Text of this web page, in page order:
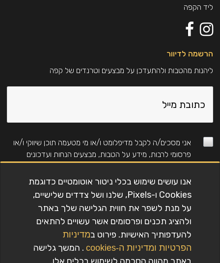
בע"מ, בכפוף לתקנון אחריות ושירות (לתנאי האחריות המלאים
- https://www.lor-
espresso.co.il/s/lor/Coffee_machines_warranty.html).
אגברטס.
משקל נקי בגרם :3350
ליד הקפה
הרשמה לדיוור
ליהנות מהטבות ולהתעדכן על מבצעים וטרנדים של קפה
אני מסכים/ה לקבל מדיפלומט ו/או מי מטעמה תוכן שיווקי ו/או
פרסומי לרבות, מידע על הטבות, מבצעים הנחות ועדכונים
באמצעים טכנולוגים (כגון: דוא"ל, SMS, WhatsApp, חיוג
אוטומטי ועוד). למידע על אופן השימוש במידע ראו אתמדיניות
הפרטיות
. (לנרשמים חדשים בלבד, ללא כפל מבצעים
להרשמה
אנו עושים שימוש בכלי ניטור אוטומטיים כדוגמת
Cookies ו-Pixels, שלנו ושל צדדים שלישיים,
על מנת לשפר את חווית הגלישה שלך באתר
ולהציג תכנים ופרסומים אשר עשויים להתאים
להעדפותיך האישיות. פירוט במדיניות
הפרטיות ומדיניות ה-cookies
. המשך גלישה